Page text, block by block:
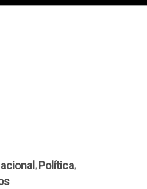
Política